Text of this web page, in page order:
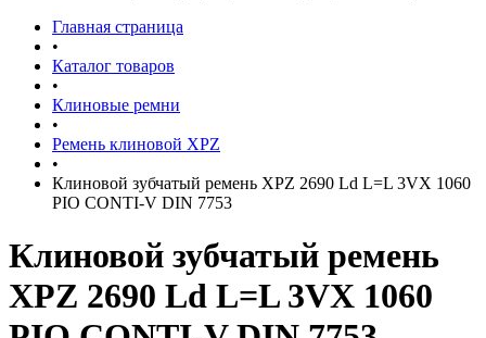
Главная страница
•
Каталог товаров
•
Клиновые ремни
•
Ремень клиновой XPZ
•
Клиновой зубчатый ремень XPZ 2690 Ld L=L 3VX 1060
PIO CONTI-V DIN 7753
Клиновой зубчатый ремень
XPZ 2690 Ld L=L 3VX 1060